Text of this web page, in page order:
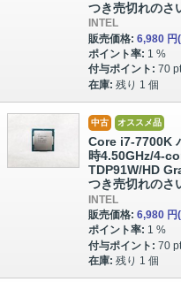
つき売切れのさ
INTEL
販売価格: 6,980 円
ポイント率: 1 %
付与ポイント: 70 pt
在庫: 残り 1 個
中古 オススメ品
Core i7-7700K
時4.50GHz/4-
TDP91W/HD
つき売切れのさ
INTEL
販売価格: 6,980 円
ポイント率: 1 %
付与ポイント: 70 pt
在庫: 残り 1 個